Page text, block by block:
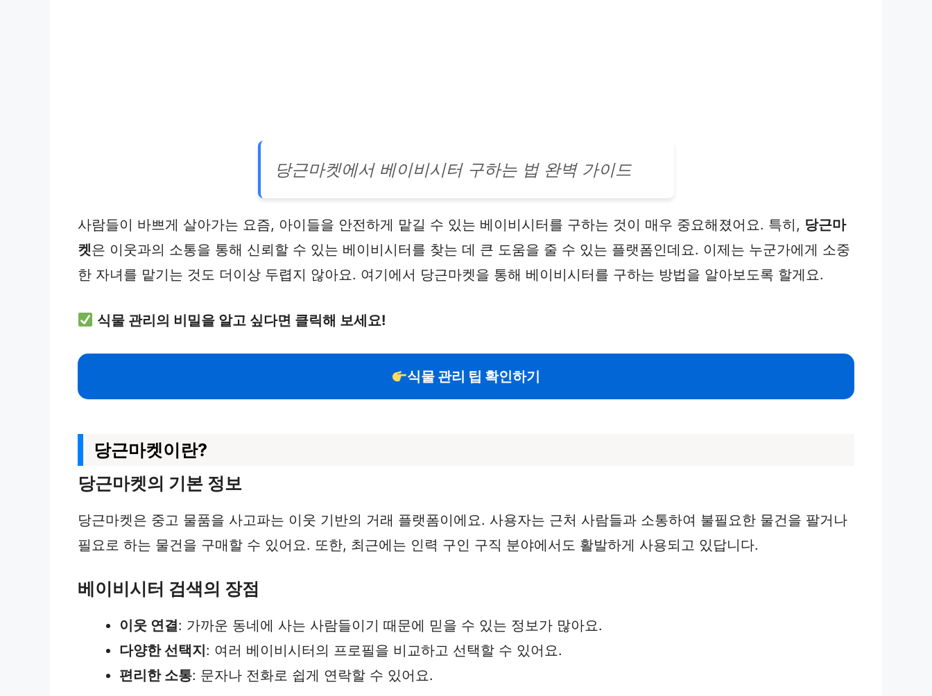
당근마켓에서 베이비시터 구하는 법 완벽 가이드
사람들이 바쁘게 살아가는 요즘, 아이들을 안전하게 맡길 수 있는 베이비시터를 구하는 것이 매우 중요해졌어요. 특히, 당근마
켓은 이웃과의 소통을 통해 신뢰할 수 있는 베이비시터를 찾는 데 큰 도움을 줄 수 있는 플랫폼인데요. 이제는 누군가에게 소중
한 자녀를 맡기는 것도 더이상 두렵지 않아요. 여기에서 당근마켓을 통해 베이비시터를 구하는 방법을 알아보도록 할게요.
식물 관리의 비밀을 알고 싶다면 클릭해 보세요!
식물 관리 팁 확인하기
당근마켓이란?
당근마켓의 기본 정보
당근마켓은 중고 물품을 사고파는 이웃 기반의 거래 플랫폼이에요. 사용자는 근처 사람들과 소통하여 불필요한 물건을 팔거나
필요로 하는 물건을 구매할 수 있어요. 또한, 최근에는 인력 구인 구직 분야에서도 활발하게 사용되고 있답니다.
베이비시터 검색의 장점
이웃 연결: 가까운 동네에 사는 사람들이기 때문에 믿을 수 있는 정보가 많아요.
다양한 선택지: 여러 베이비시터의 프로필을 비교하고 선택할 수 있어요.
편리한 소통: 문자나 전화로 쉽게 연락할 수 있어요.